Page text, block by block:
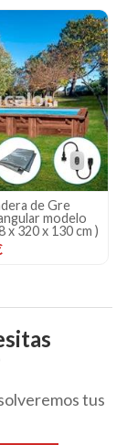
Zodiac
Li 5220 iQ.
gre
tus